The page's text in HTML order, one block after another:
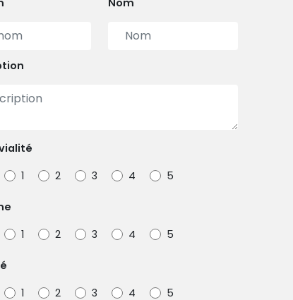
Nom
1 2 3 4 5
1 2 3 4 5
1 2 3 4 5